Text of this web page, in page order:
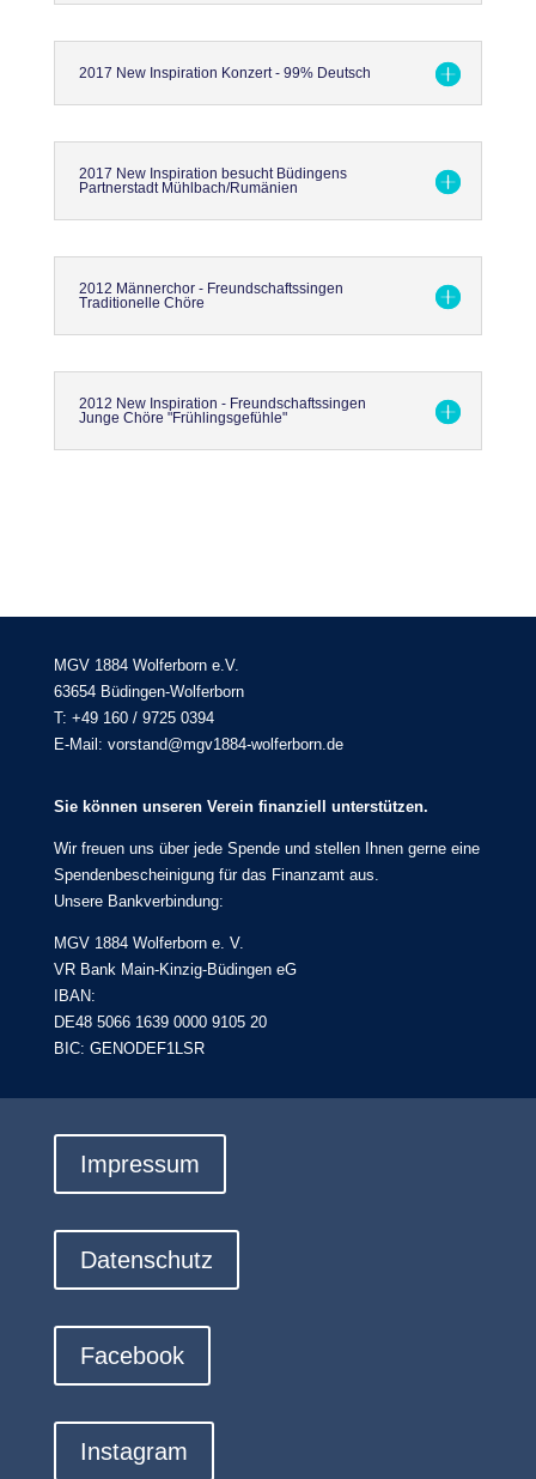
2017 New Inspiration Konzert - 99% Deutsch
2017 New Inspiration besucht Büdingens
Partnerstadt Mühlbach/Rumänien
2012 Männerchor - Freundschaftssingen
Traditionelle Chöre
2012 New Inspiration - Freundschaftssingen
Junge Chöre "Frühlingsgefühle"
MGV 1884 Wolferborn e.V.
63654 Büdingen-Wolferborn
T: +49 160 / 9725 0394
E-Mail: vorstand@mgv1884-wolferborn.de
Sie können unseren Verein finanziell unterstützen.
Wir freuen uns über jede Spende und stellen Ihnen gerne eine
Spendenbescheinigung für das Finanzamt aus.
Unsere Bankverbindung:
MGV 1884 Wolferborn e. V.
VR Bank Main-Kinzig-Büdingen eG
IBAN:
DE48 5066 1639 0000 9105 20
BIC: GENODEF1LSR
Impressum
Datenschutz
Facebook
Instagram